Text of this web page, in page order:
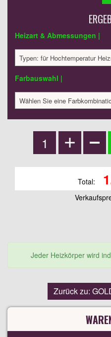
Heizart & Abmessungen |
Farbauswahl |
Wählen Sie eine
Total:
Jeder Heizkörper wird
Zurück zu: